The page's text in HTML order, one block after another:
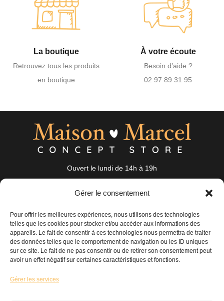
Gérer le consentement
Pour offrir les meilleures expériences, nous utilisons des technologies
telles que les cookies pour stocker et/ou accéder aux informations des
appareils. Le fait de consentir à ces technologies nous permettra de traiter
des données telles que le comportement de navigation ou les ID uniques
sur ce site. Le fait de ne pas consentir ou de retirer son consentement peut
avoir un effet négatif sur certaines caractéristiques et fonctions.
Gérer les services
La boutique
Retrouvez tous les produits
en boutique
À votre écoute
Besoin d’aide ?
02 97 89 31 95
Ouvert le lundi de 14h à 19h
19 Rue Auguste Nayel 56100 Lorient
bonjour@maisonmarcel-conceptstore.com
02 97 89 31 95
Maison Mode
Accessoires
Nos coups de cœur
Nouveautés